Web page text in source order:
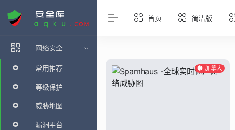
网络安全
常用推荐
等级保护
威胁地图
漏洞平台
首页 简洁版
加拿大